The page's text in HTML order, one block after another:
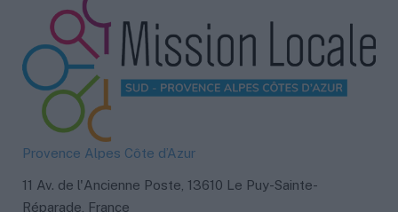
Provence Alpes Côte d’Azur
11 Av. de l'Ancienne Poste, 13610 Le Puy-Sainte-
Réparade, France